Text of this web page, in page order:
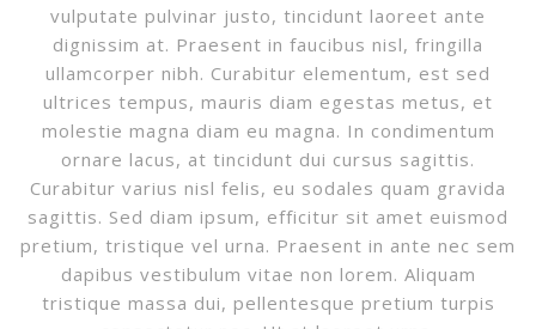
vulputate pulvinar justo, tincidunt laoreet ante
dignissim at. Praesent in faucibus nisl, fringilla
ullamcorper nibh. Curabitur elementum, est sed
ultrices tempus, mauris diam egestas metus, et
molestie magna diam eu magna. In condimentum
ornare lacus, at tincidunt dui cursus sagittis.
Curabitur varius nisl felis, eu sodales quam gravida
sagittis. Sed diam ipsum, efficitur sit amet euismod
pretium, tristique vel urna. Praesent in ante nec sem
dapibus vestibulum vitae non lorem. Aliquam
tristique massa dui, pellentesque pretium turpis